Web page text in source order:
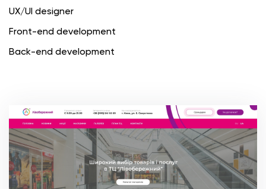
UX/UI designer
Front-end development
Back-end development